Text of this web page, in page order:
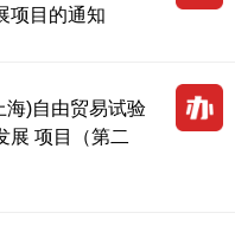
项目的通知
海)自由贸易试验
展 项目（第二